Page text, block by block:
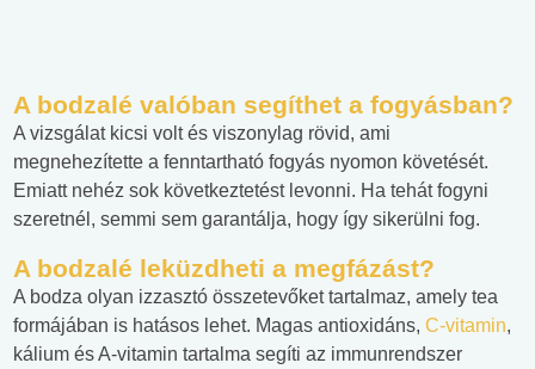
A bodzalé valóban segíthet a fogyásban?
A vizsgálat kicsi volt és viszonylag rövid, ami
megnehezítette a fenntartható fogyás nyomon követését.
Emiatt nehéz sok következtetést levonni. Ha tehát fogyni
szeretnél, semmi sem garantálja, hogy így sikerülni fog.
A bodzalé leküzdheti a megfázást?
A bodza olyan izzasztó összetevőket tartalmaz, amely tea
formájában is hatásos lehet. Magas antioxidáns, C-vitamin,
kálium és A-vitamin tartalma segíti az immunrendszer